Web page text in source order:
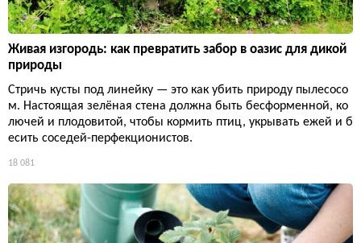
Живая изгородь: как превратить забор в оазис для дикой
природы
Стричь кусты под линейку — это как убить природу пылесосо
м. Настоящая зелёная стена должна быть бесформенной, ко
лючей и плодовитой, чтобы кормить птиц, укрывать ежей и б
есить соседей-перфекционистов.
18 081